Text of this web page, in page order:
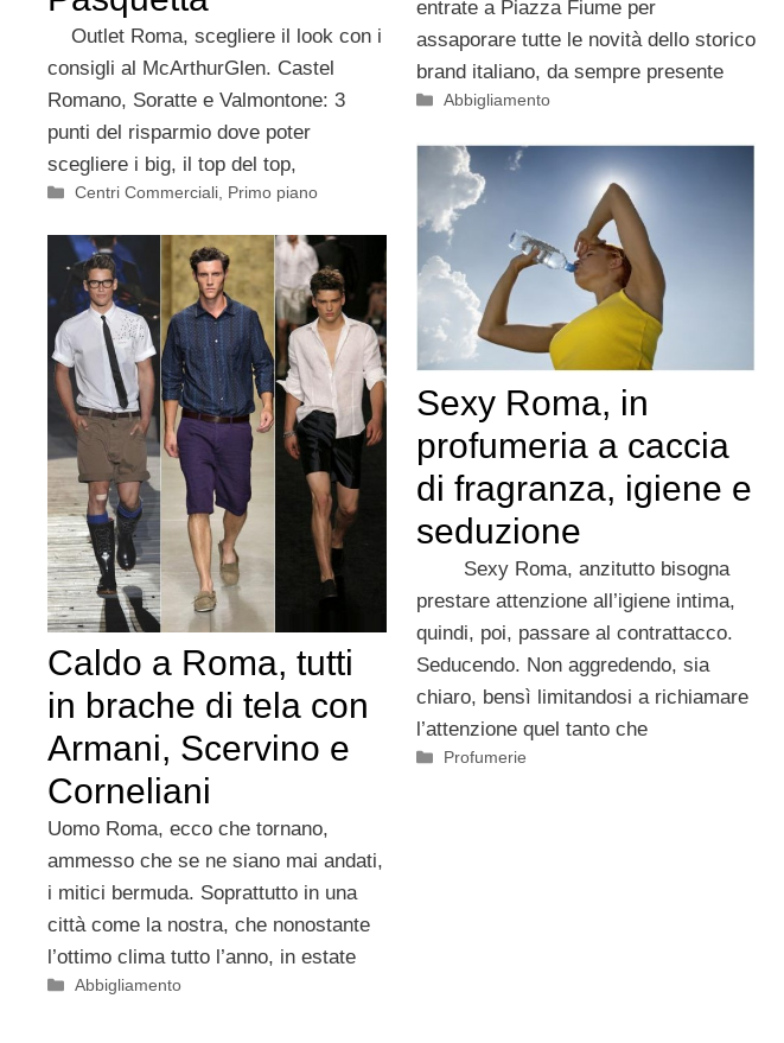
Outlet Roma, scegliere il look con i
consigli al McArthurGlen. Castel
Romano, Soratte e Valmontone: 3
punti del risparmio dove poter
scegliere i big, il top del top,
Categorie
Centri Commerciali, Primo piano
entrate a Piazza Fiume per
assaporare tutte le novità dello storico
brand italiano, da sempre presente
Categorie
Abbigliamento
Sexy Roma, in
profumeria a caccia
di fragranza, igiene e
seduzione
Sexy Roma, anzitutto bisogna
prestare attenzione all’igiene intima,
quindi, poi, passare al contrattacco.
Seducendo. Non aggredendo, sia
chiaro, bensì limitandosi a richiamare
l’attenzione quel tanto che
Categorie
Profumerie
Caldo a Roma, tutti
in brache di tela con
Armani, Scervino e
Corneliani
Uomo Roma, ecco che tornano,
ammesso che se ne siano mai andati,
i mitici bermuda. Soprattutto in una
città come la nostra, che nonostante
l’ottimo clima tutto l’anno, in estate
Categorie
Abbigliamento